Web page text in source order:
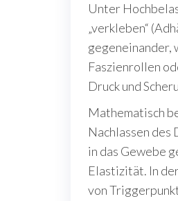
Unter
„verkleben“
gegeneinander,
Faszienrollen
Druck und
Mathematisch
Nachlassen des
in das Gewebe
Elastizität. In
von